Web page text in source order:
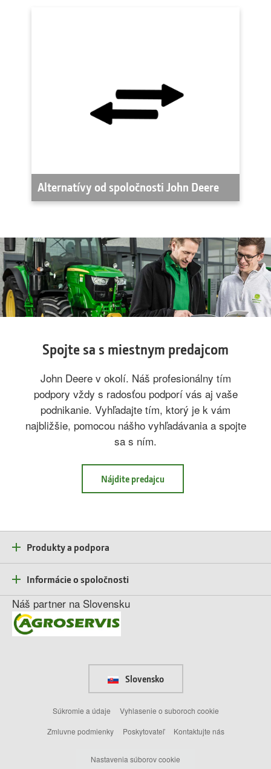
Alternatívy od spoločnosti John Deere
prevádzky strojov, ktoré používate
menej často ako svoje primárne
zariadenia. Šetrite múdro.
Spojte sa s miestnym predajcom
John Deere v okolí. Náš profesionálny tím
podpory vždy s radosťou podporí vás aj vaše
podnikanie. Vyhľadajte tím, ktorý je k vám
najbližšie, pomocou nášho vyhľadávania a spojte
sa s ním.
Nájdite predajcu
Produkty a podpora
Informácie o spoločnosti
Náš partner na Slovensku
Slovensko
Súkromie a údaje
Vyhlasenie o suboroch cookie
Zmluvne podmienky
Poskytovateľ Kontaktujte nás
Nastavenia súborov cookie